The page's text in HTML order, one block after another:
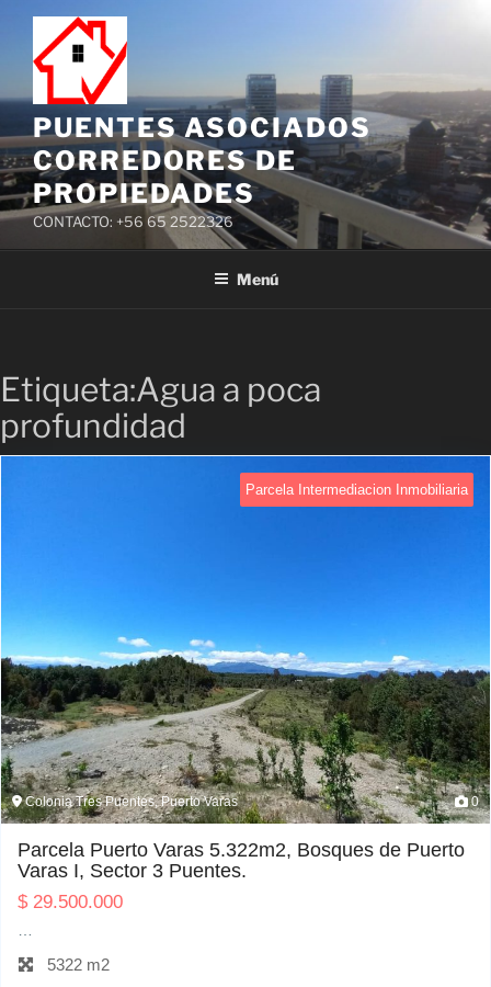
PUENTES ASOCIADOS
CORREDORES DE
PROPIEDADES
CONTACTO: +56 65 2522326
Menú
Etiqueta:Agua a poca
profundidad
Parcela Intermediacion Inmobiliaria
Colonia Tres Puentes, Puerto Varas 0
Parcela Puerto Varas 5.322m2, Bosques de Puerto
Varas I, Sector 3 Puentes.
$ 29.500.000
5322 m2